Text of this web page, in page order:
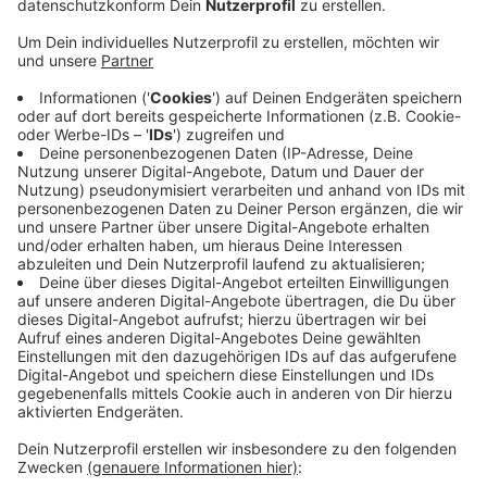
Veröffentlicht:Donnerstag, 27.06.2019 07:33
Anzeige
Vor der Schule werden Unterstützer der Aktion Eltern,
die ihre Kinder mit dem Auto bringen auf die Nachteile
des Autofahrens aufmerksam machen. Etwa, dass sie
dadurch der Umwelt schaden und verhindern, dass ihre
Kinder lernen sich selbständig im Straßenverkehr
zurechtzufinden, so die Kritik. Die Kinder sollen eine
Woche lang nur zu Fuß, mit dem Fahrrad oder mit
öffentlichen Verkehrsmitteln zur Schule kommen. Die
Aktion findet in diesem Jahr zum zweiten Mal statt.